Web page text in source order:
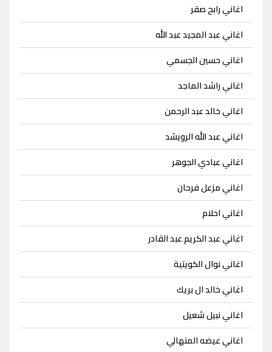
اغاني رابح صقر
اغاني عبد المجيد عبد الله
اغاني حسين الجسمي
اغاني راشد الماجد
اغاني خالد عبد الرحمن
اغاني عبد الله الرويشد
اغاني عبادي الجوهر
اغاني مزعل فرحان
اغاني احلام
اغاني عبد الكريم عبد القادر
اغاني نوال الكويتية
اغاني خالد ال بريك
اغاني نبيل شعيل
اغاني عيضه المنهالي